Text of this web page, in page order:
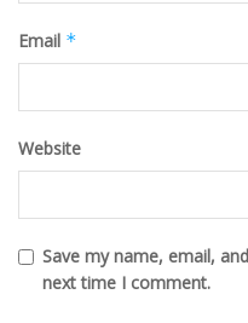
Email *
Website
Save my name, email,
next time I comment.